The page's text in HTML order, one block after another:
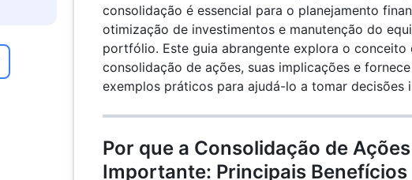
consolidação é essencial para o planejamento
otimização de investimentos e manutenção do
portfólio. Este guia abrangente explora o conceito
consolidação de ações, suas implicações e
exemplos práticos para ajudá-lo a tomar decisões
Por que a Consolidação de
Importante: Principais Benefícios